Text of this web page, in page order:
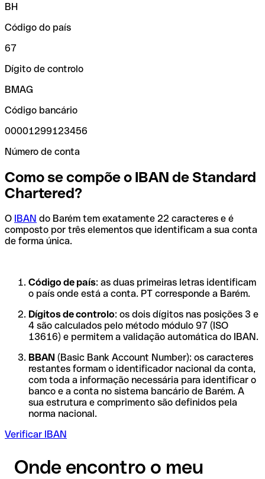
BH
Código do país
67
Dígito de controlo
BMAG
Código bancário
00001299123456
Número de conta
Como se compõe o IBAN de Standard
Chartered?
O IBAN do Barém tem exatamente 22 caracteres e é
composto por três elementos que identificam a sua conta
de forma única.
Código de país: as duas primeiras letras identificam
o país onde está a conta. PT corresponde a Barém.
Dígitos de controlo: os dois dígitos nas posições 3 e
4 são calculados pelo método módulo 97 (ISO
13616) e permitem a validação automática do IBAN.
BBAN (Basic Bank Account Number): os caracteres
restantes formam o identificador nacional da conta,
com toda a informação necessária para identificar o
banco e a conta no sistema bancário de Barém. A
sua estrutura e comprimento são definidos pela
norma nacional.
Verificar IBAN
Onde encontro o meu